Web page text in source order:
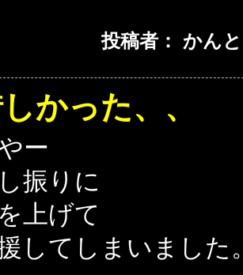
投稿者： かん
かった、、
ー
振りに
上げて
してしまいました